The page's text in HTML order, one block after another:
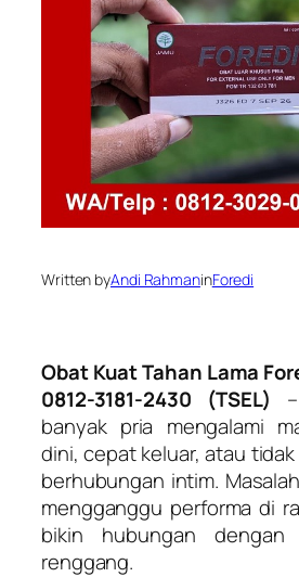
Written byAndi RahmaninForedi
Obat Kuat Tahan Lama
0812-3181-2430 (TSEL)
banyak pria mengalami
dini, cepat keluar, atau
berhubungan intim.
mengganggu performa di
bikin hubungan dengan
renggang.